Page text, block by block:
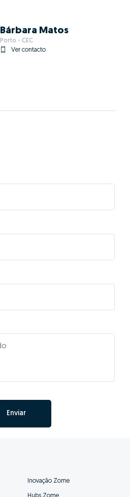
Bárbara Matos
Porto - CEC
Ver contacto
Enviar
Inovação Zome